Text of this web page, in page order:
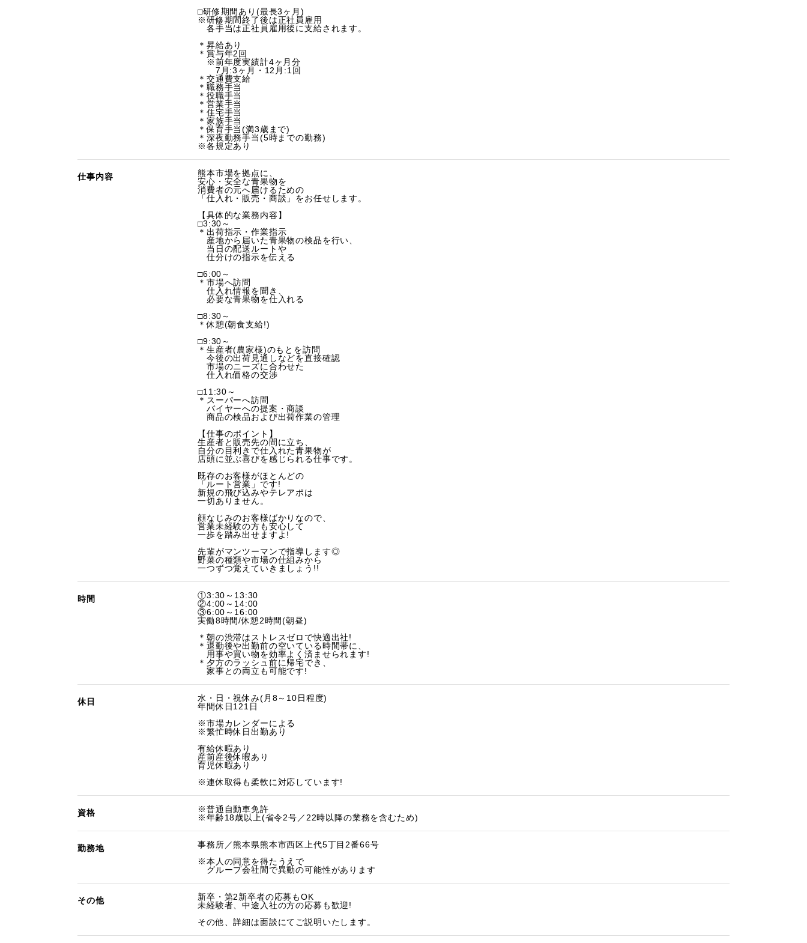
□研修期間あり(最長3ヶ月)
※研修期間終了後は正社員雇用
各手当は正社員雇用後に支給されます。
＊昇給あり
＊賞与年2回
※前年度実績計4ヶ月分
7月:3ヶ月・12月:1回
＊交通費支給
＊職務手当
＊役職手当
＊営業手当
＊住宅手当
＊家族手当
＊保育手当(満3歳まで)
＊深夜勤務手当(5時までの勤務)
※各規定あり
仕事内容
熊本市場を拠点に、
安心・安全な青果物を
消費者の元へ届けるための
「仕入れ・販売・商談」をお任せします。
【具体的な業務内容】
□3:30～
＊出荷指示・作業指示
産地から届いた青果物の検品を行い、
当日の配送ルートや
仕分けの指示を伝える
□6:00～
＊市場へ訪問
仕入れ情報を聞き、
必要な青果物を仕入れる
□8:30～
＊休憩(朝食支給!)
□9:30～
＊生産者(農家様)のもとを訪問
今後の出荷見通しなどを直接確認
市場のニーズに合わせた
仕入れ価格の交渉
□11:30～
＊スーパーへ訪問
バイヤーへの提案・商談
商品の検品および出荷作業の管理
【仕事のポイント】
生産者と販売先の間に立ち、
自分の目利きで仕入れた青果物が
店頭に並ぶ喜びを感じられる仕事です。
既存のお客様がほとんどの
「ルート営業」です!
新規の飛び込みやテレアポは
一切ありません。
顔なじみのお客様ばかりなので、
営業未経験の方も安心して
一歩を踏み出せますよ!
先輩がマンツーマンで指導します◎
野菜の種類や市場の仕組みから
一つずつ覚えていきましょう!!
時間
①3:30～13:30
②4:00～14:00
③6:00～16:00
実働8時間/休憩2時間(朝昼)
＊朝の渋滞はストレスゼロで快適出社!
＊退勤後や出勤前の空いている時間帯に、
用事や買い物を効率よく済ませられます!
＊夕方のラッシュ前に帰宅でき、
家事との両立も可能です!
休日
水・日・祝休み(月8～10日程度)
年間休日121日
※市場カレンダーによる
※繁忙時休日出勤あり
有給休暇あり
産前産後休暇あり
育児休暇あり
※連休取得も柔軟に対応しています!
資格
※普通自動車免許
※年齢18歳以上(省令2号／22時以降の業務を含むため)
勤務地
事務所／熊本県熊本市西区上代5丁目2番66号
※本人の同意を得たうえで
グループ会社間で異動の可能性があります
その他
新卒・第2新卒者の応募もOK
未経験者、中途入社の方の応募も歓迎!
その他、詳細は面談にてご説明いたします。